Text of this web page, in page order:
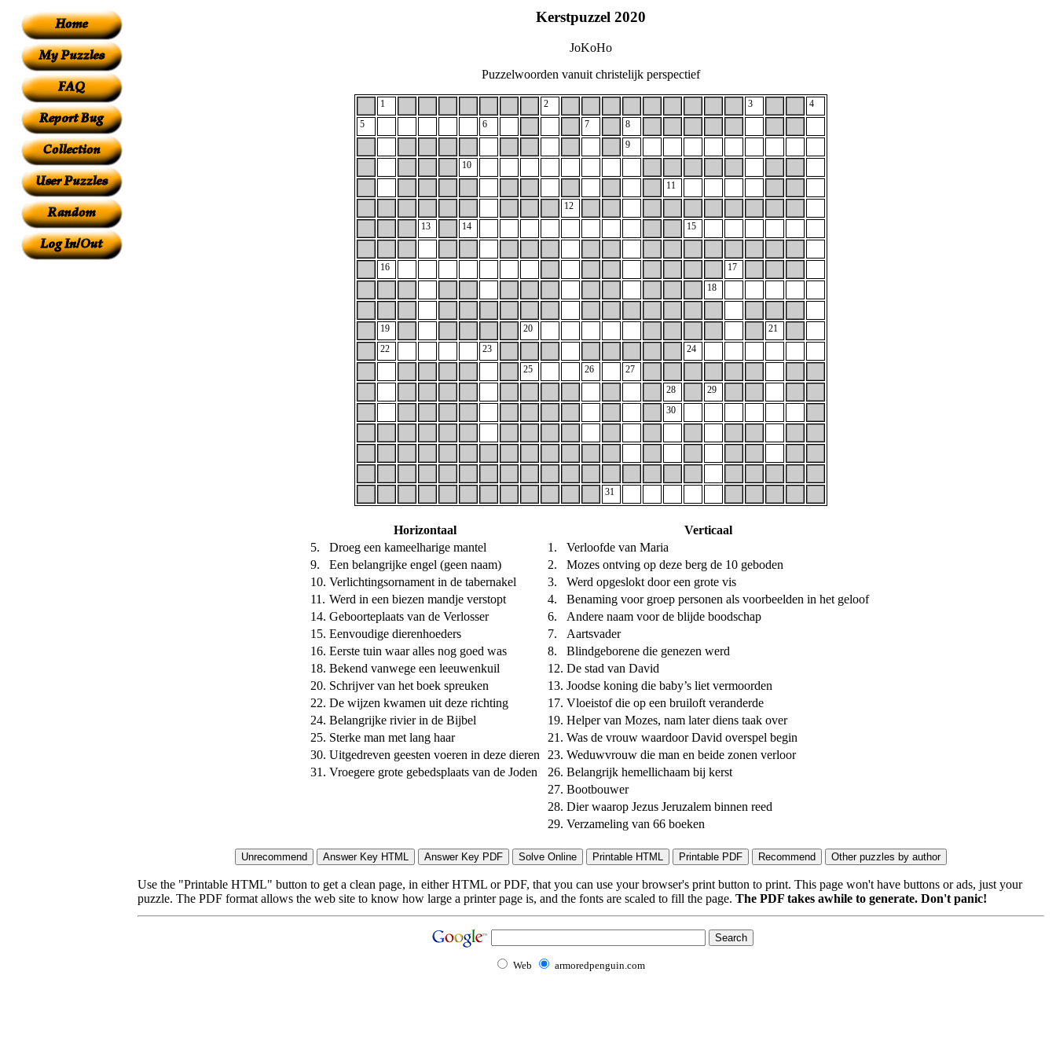
Kerstpuzzel 2020
JoKoHo
Puzzelwoorden vanuit christelijk perspectief
1 2 3
4
5
6 7
8
9
10
11
12
13
14 15
16
17
18
19 20
21
22
23
24
25
26
27
28
29
30
31
Horizontaal
5.
Droeg een kameelharige mantel
9.
Een belangrijke engel (geen naam)
10. Verlichtingsornament in de tabernakel
11. Werd in een biezen mandje verstopt
14. Geboorteplaats van de Verlosser
15. Eenvoudige dierenhoeders
16. Eerste tuin waar alles nog goed was
18. Bekend vanwege een leeuwenkuil
20. Schrijver van het boek spreuken
22. De wijzen kwamen uit deze richting
24. Belangrijke rivier in de Bijbel
25. Sterke man met lang haar
30. Uitgedreven geesten voeren in deze dieren
31. Vroegere grote gebedsplaats van de Joden
Verticaal
1.
Verloofde van Maria
2.
Mozes ontving op deze berg de 10 geboden
3.
Werd opgeslokt door een grote vis
4.
Benaming voor groep personen als voorbeelden in het geloof
6.
Andere naam voor de blijde boodschap
7.
Aartsvader
8.
Blindgeborene die genezen werd
12. De stad van David
13. Joodse koning die baby’s liet vermoorden
17. Vloeistof die op een bruiloft veranderde
19. Helper van Mozes, nam later diens taak over
21. Was de vrouw waardoor David overspel begin
23. Weduwvrouw die man en beide zonen verloor
26. Belangrijk hemellichaam bij kerst
27. Bootbouwer
28. Dier waarop Jezus Jeruzalem binnen reed
29. Verzameling van 66 boeken
Use the "Printable HTML" button to get a clean page, in either HTML or PDF, that you can use your browser's print button to print. This page won't have buttons or ads, just your
puzzle. The PDF format allows the web site to know how large a printer page is, and the fonts are scaled to fill the page. The PDF takes awhile to generate. Don't panic!
Web armoredpenguin.com